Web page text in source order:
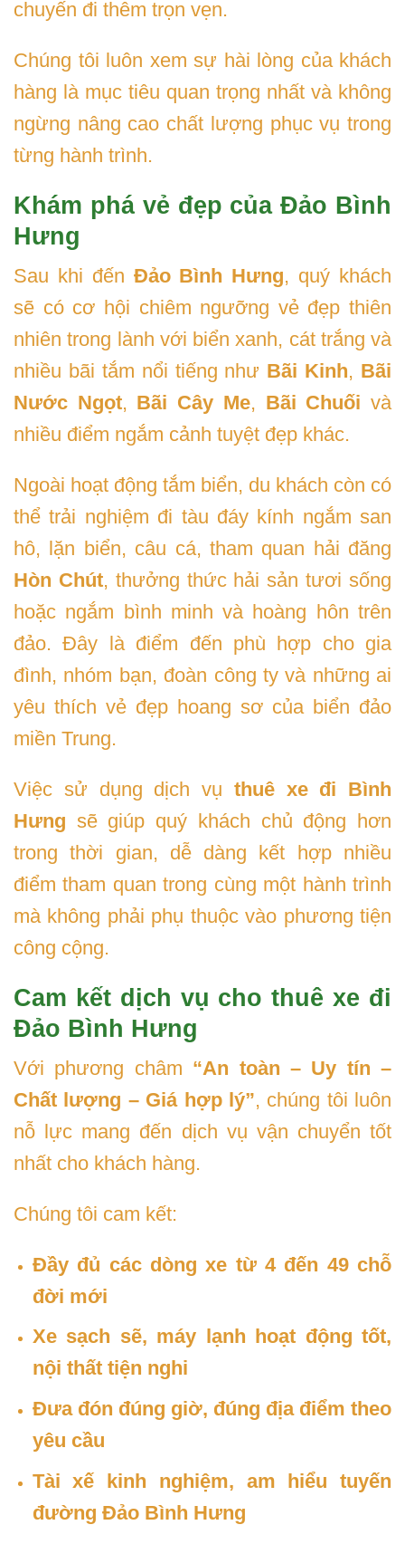
chuyến đi thêm trọn vẹn.
Chúng tôi luôn xem sự hài lòng của khách
hàng là mục tiêu quan trọng nhất và không
ngừng nâng cao chất lượng phục vụ trong
từng hành trình.
Khám phá vẻ đẹp của Đảo Bình
Hưng
Sau khi đến Đảo Bình Hưng, quý khách
sẽ có cơ hội chiêm ngưỡng vẻ đẹp thiên
nhiên trong lành với biển xanh, cát trắng và
nhiều bãi tắm nổi tiếng như Bãi Kinh, Bãi
Nước Ngọt, Bãi Cây Me, Bãi Chuối và
nhiều điểm ngắm cảnh tuyệt đẹp khác.
Ngoài hoạt động tắm biển, du khách còn có
thể trải nghiệm đi tàu đáy kính ngắm san
hô, lặn biển, câu cá, tham quan hải đăng
Hòn Chút, thưởng thức hải sản tươi sống
hoặc ngắm bình minh và hoàng hôn trên
đảo. Đây là điểm đến phù hợp cho gia
đình, nhóm bạn, đoàn công ty và những ai
yêu thích vẻ đẹp hoang sơ của biển đảo
miền Trung.
Việc sử dụng dịch vụ thuê xe đi Bình
Hưng sẽ giúp quý khách chủ động hơn
trong thời gian, dễ dàng kết hợp nhiều
điểm tham quan trong cùng một hành trình
mà không phải phụ thuộc vào phương tiện
công cộng.
Cam kết dịch vụ cho thuê xe đi
Đảo Bình Hưng
Với phương châm “An toàn – Uy tín –
Chất lượng – Giá hợp lý”, chúng tôi luôn
nỗ lực mang đến dịch vụ vận chuyển tốt
nhất cho khách hàng.
Chúng tôi cam kết:
Đầy đủ các dòng xe từ 4 đến 49 chỗ
đời mới
Xe sạch sẽ, máy lạnh hoạt động tốt,
nội thất tiện nghi
Đưa đón đúng giờ, đúng địa điểm theo
yêu cầu
Tài xế kinh nghiệm, am hiểu tuyến
đường Đảo Bình Hưng